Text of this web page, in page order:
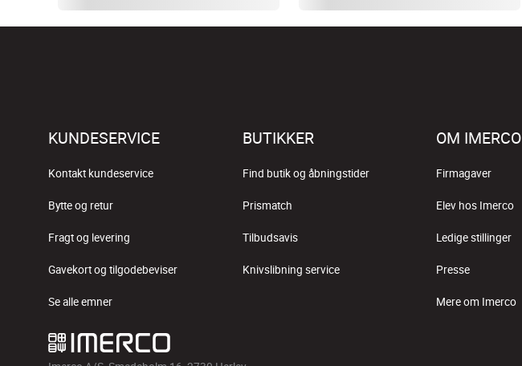
KUNDESERVICE
Kontakt kundeservice
Bytte og retur
Fragt og levering
Gavekort og tilgodebeviser
Se alle emner
BUTIKKER
Find butik og åbningstider
Prismatch
Tilbudsavis
Knivslibning service
OM IMERCO
Firmagaver
Elev hos Imerco
Ledige stillinger
Presse
Mere om Imerco